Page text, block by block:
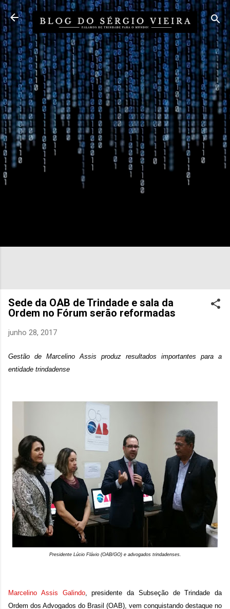
Pular para o conteúdo principal
Sede da OAB de Trindade e sala da
Ordem no Fórum serão reformadas
junho 28, 2017
Gestão de Marcelino Assis produz resultados importantes para a
entidade trindadense
Presidente Lúcio Flávio (OAB/GO) e advogados trindadenses.
Marcelino Assis Galindo, presidente da Subseção de Trindade da
Ordem dos Advogados do Brasil (OAB), vem conquistando destaque no